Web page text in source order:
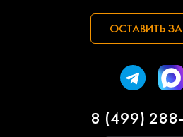
ОСТАВИТЬ
8 (499)